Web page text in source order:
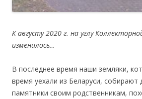
К августу 2020 г. на углу
изменилось…
В последнее время наши земляки,
время уехали из Беларуси, собирают
памятники своим родственникам,